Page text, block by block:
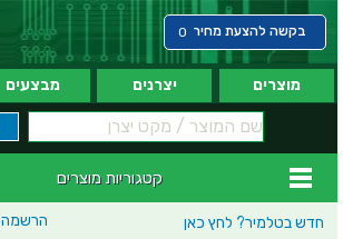
בקשה להצעת מחיר 0
מוצרים יצרנים מבצעים
קטגוריות מוצרים
חדש בטלמיר? לחץ כאן הרשמה